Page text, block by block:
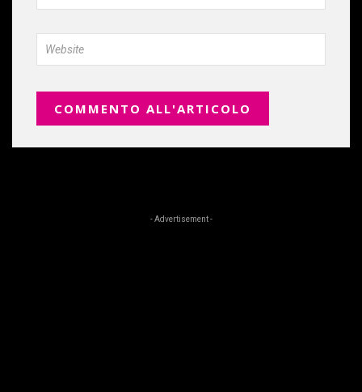
- Advertisement -